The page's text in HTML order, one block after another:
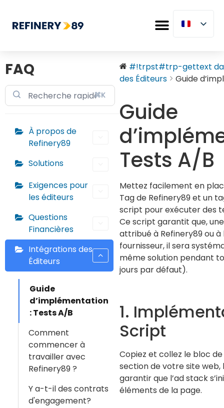
FAQ
⌘K
À propos de
Refinery89
Solutions
Exigences pour
les éditeurs
Questions
Financières
Intégrations des
Éditeurs
Guide
d’implémentation
: Tests A/B
Comment
commencer à
travailler avec
Refinery89 ?
Y a-t-il des contrats
d'engagement?
#!trpst#trp-gettext
des Éditeurs
Guide
Guide
Tests A/B
Mettez facilement en
Tag de Refinery89 et un
script pour exécuter des
Ce script garantit que,
attribué à Refinery89 ou à
fournisseur, il sera
même solution pendant
jours par défaut).
1.
Script
Copiez et collez le bloc
section de votre site web,
garantir que l’ad stack
éléments de la page.